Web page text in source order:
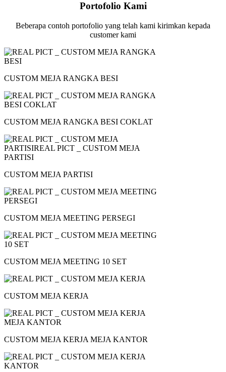
Portofolio Kami
Beberapa contoh portofolio yang telah kami kirimkan kepada
customer kami
CUSTOM MEJA RANGKA BESI
CUSTOM MEJA RANGKA BESI COKLAT
CUSTOM MEJA PARTISI
CUSTOM MEJA MEETING PERSEGI
CUSTOM MEJA MEETING 10 SET
CUSTOM MEJA KERJA
CUSTOM MEJA KERJA MEJA KANTOR